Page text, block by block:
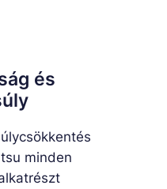
és
minden